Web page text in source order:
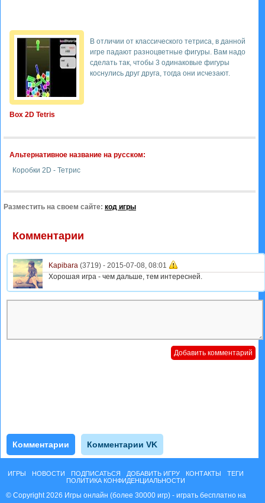
Box 2D Tetris
В отличии от классического тетриса, в данной
игре падают разноцветные фигуры. Вам надо
сделать так, чтобы 3 одинаковые фигуры
коснулись друг друга, тогда они исчезают.
Альтернативное название на русском:
Коробки 2D - Тетрис
Разместить на своем сайте: код игры
Комментарии
Kapibara (3719) - 2015-07-08, 08:01
Хорошая игра - чем дальше, тем интересней.
Комментарии Комментарии VK
ИГРЫ НОВОСТИ ПОДПИСАТЬСЯ ДОБАВИТЬ ИГРУ КОНТАКТЫ
ТЕГИ
ПОЛИТИКА КОНФИДЕНЦИАЛЬНОСТИ
© Copyright 2026 Игры онлайн (более 30000 игр) - играть бесплатно на